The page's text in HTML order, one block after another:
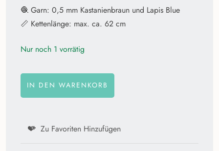
🧶 Garn: 0,5 mm Kastanienbraun und Lapis Blue
📏 Kettenlänge: max. ca. 62 cm
Nur noch 1 vorrätig
IN DEN WARENKORB
Zu Favoriten Hinzufügen